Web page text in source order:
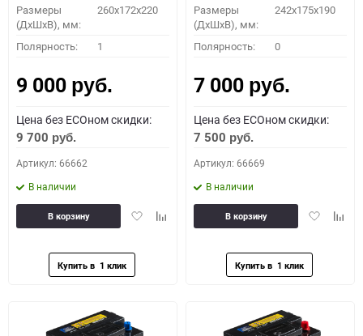
Размеры
(ДхШхВ), мм:
260x172x220
Полярность: 1
9 000 руб.
Цена без ECOном скидки:
9 700 руб.
Артикул: 66662
В наличии
ДобавитьДобавить
В корзину
Размеры
(ДхШхВ), мм:
242x175x190
Полярность: 0
7 000 руб.
Цена без ECOном скидки:
7 500 руб.
Артикул: 66669
В наличии
Добавить
В корзину